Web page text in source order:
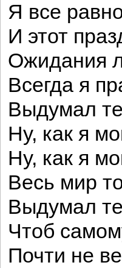
Я все
И этот
Ожидания
Всегда я
Выдумал
Ну, как я
Ну, как я
Весь мир
Выдумал
Чтоб
Почти не